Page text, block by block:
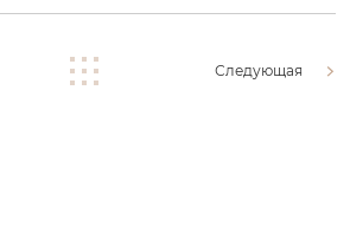
Следующая